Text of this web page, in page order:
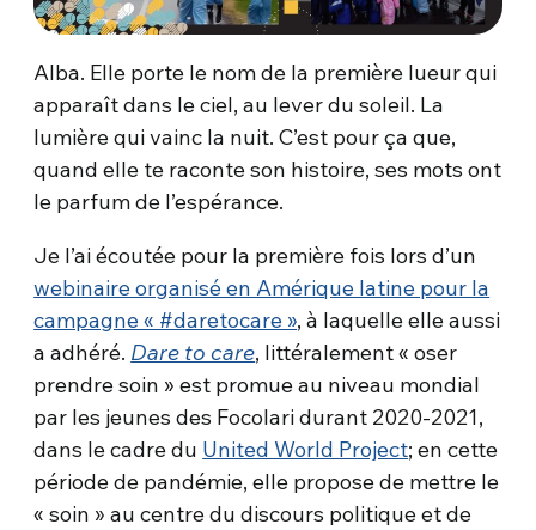
Alba. Elle porte le nom de la première lueur qui
apparaît dans le ciel, au lever du soleil. La
lumière qui vainc la nuit. C’est pour ça que,
quand elle te raconte son histoire, ses mots ont
le parfum de l’espérance.
Je l’ai écoutée pour la première fois lors d’un
webinaire organisé en Amérique latine pour la
campagne « #daretocare », à laquelle elle aussi
a adhéré. Dare to care, littéralement « oser
prendre soin » est promue au niveau mondial
par les jeunes des Focolari durant 2020-2021,
dans le cadre du United World Project; en cette
période de pandémie, elle propose de mettre le
« soin » au centre du discours politique et de